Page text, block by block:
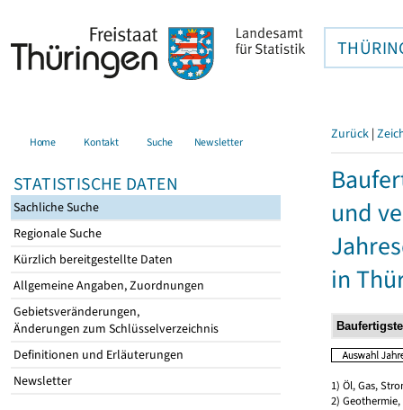
Home Kontakt Suche Newsletter
STATISTISCHE DATEN
Sachliche Suche
Regionale Suche
Kürzlich bereitgestellte Daten
Allgemeine Angaben, Zuordnungen
Gebietsveränderungen,
Änderungen zum Schlüsselverzeichnis
Definitionen und Erläuterungen
Newsletter
Zurück |
und
in
1) Öl, Gas,
2)